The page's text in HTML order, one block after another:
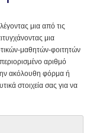
μια από τις
μια
μαθητών-φοιτητών
αριθμό
ακόλουθη φόρμα ή
στοιχεία σας για να